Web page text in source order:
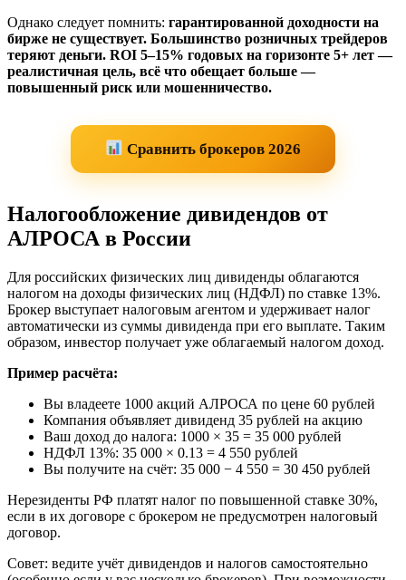
Однако следует помнить: гарантированной доходности на
бирже не существует. Большинство розничных трейдеров
теряют деньги. ROI 5–15% годовых на горизонте 5+ лет —
реалистичная цель, всё что обещает больше —
повышенный риск или мошенничество.
Сравнить брокеров 2026
Налогообложение дивидендов от
АЛРОСА в России
Для российских физических лиц дивиденды облагаются
налогом на доходы физических лиц (НДФЛ) по ставке 13%.
Брокер выступает налоговым агентом и удерживает налог
автоматически из суммы дивиденда при его выплате. Таким
образом, инвестор получает уже облагаемый налогом доход.
Пример расчёта:
Вы владеете 1000 акций АЛРОСА по цене 60 рублей
Компания объявляет дивиденд 35 рублей на акцию
Ваш доход до налога: 1000 × 35 = 35 000 рублей
НДФЛ 13%: 35 000 × 0.13 = 4 550 рублей
Вы получите на счёт: 35 000 − 4 550 = 30 450 рублей
Нерезиденты РФ платят налог по повышенной ставке 30%,
если в их договоре с брокером не предусмотрен налоговый
договор.
Совет: ведите учёт дивидендов и налогов самостоятельно